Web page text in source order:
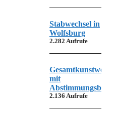
Stabwechsel in
Wolfsburg
2.282 Aufrufe
Gesamtkunstwerk
mit
Abstimmungsbedarf
2.136 Aufrufe